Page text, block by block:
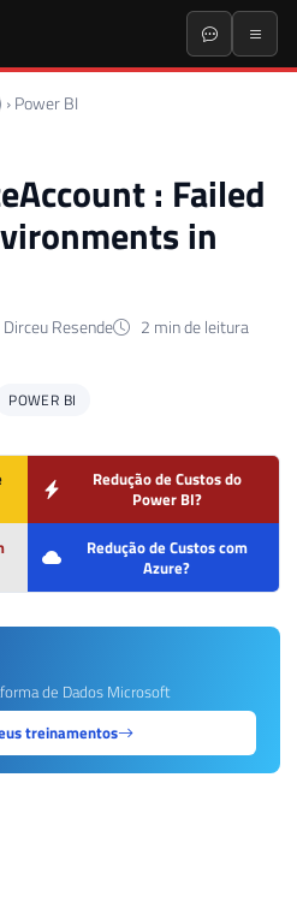
› Power BI
: Failed
in
Dirceu Resende
2 min de leitura
POWER BI
Redução de Custos do
Power BI?
Redução de Custos com
Azure?
de Dados Microsoft
treinamentos